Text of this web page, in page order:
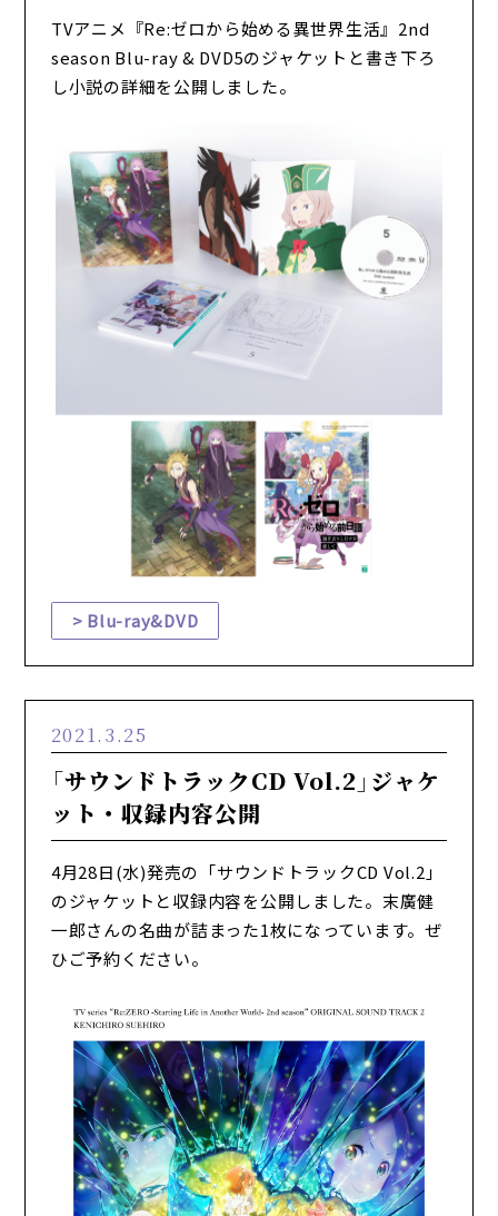
TVアニメ『Re:ゼロから始める異世界生活』2nd
season Blu-ray & DVD5のジャケットと書き下ろ
し小説の詳細を公開しました。
Blu-ray&DVD
2021.3.25
「サウンドトラックCD Vol.2」ジャケ
ット・収録内容公開
4月28日(水)発売の「サウンドトラックCD Vol.2」
のジャケットと収録内容を公開しました。末廣健
一郎さんの名曲が詰まった1枚になっています。ぜ
ひご予約ください。